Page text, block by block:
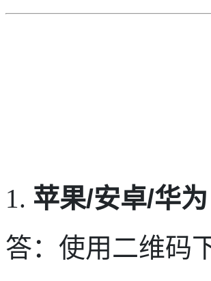
1. 苹果/安卓/华
答：使用二维码